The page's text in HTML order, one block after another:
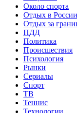
Около спорта
Отдых в России
Отдых за
ПДД
Политика
Происшествия
Психология
Рынки
Сериалы
Спорт
ТВ
Теннис
Технологии